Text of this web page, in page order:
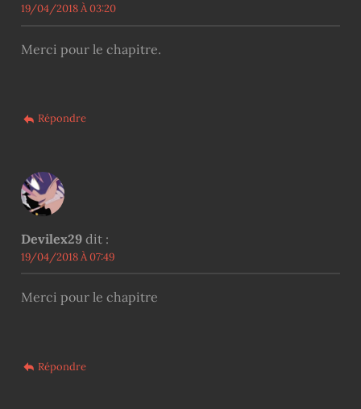
19/04/2018 À 03:20
Merci pour le chapitre.
Répondre
Devilex29 dit :
19/04/2018 À 07:49
Merci pour le chapitre
Répondre